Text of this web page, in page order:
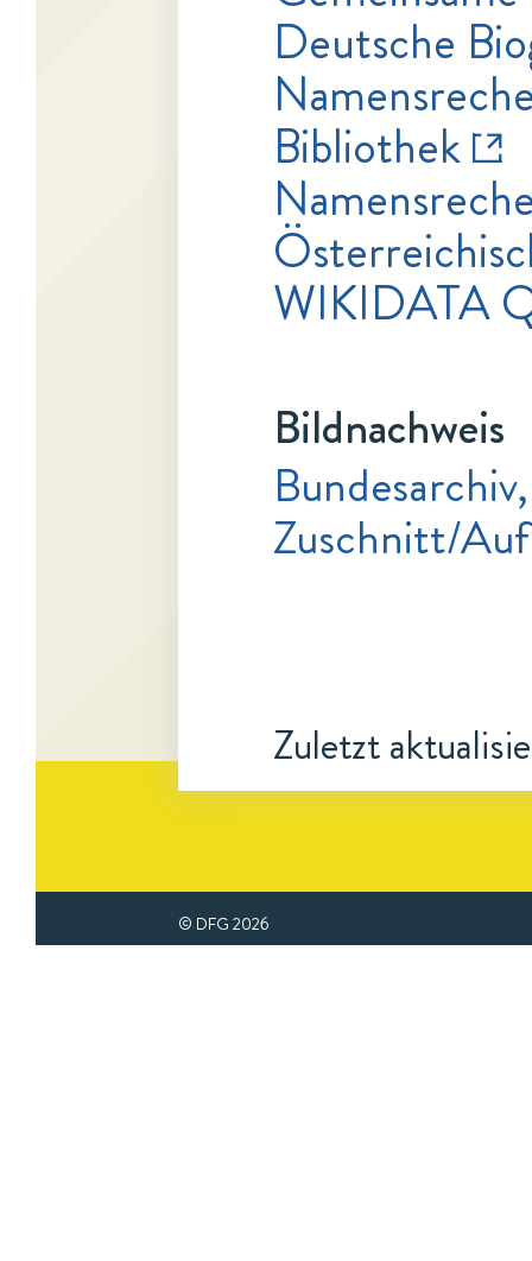
Deutsche
Bibliothek
WIKIDATA
Bildnachweis
Zuschnitt/
Zuletzt
© DFG 2026